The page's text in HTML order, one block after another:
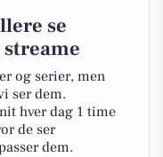
se
og serier, men
ser dem.
hver dag 1 time
de ser
dem.